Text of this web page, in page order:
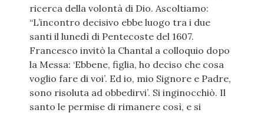
ricerca della volontà di Dio. Ascoltiamo:
“L’incontro decisivo ebbe luogo tra i due
santi il lunedì di Pentecoste del 1607.
Francesco invitò la Chantal a colloquio dopo
la Messa: ‘Ebbene, figlia, ho deciso che cosa
voglio fare di voi’. Ed io, mio Signore e Padre,
sono risoluta ad obbedirvi’. Si inginocchiò. Il
santo le permise di rimanere così, e si